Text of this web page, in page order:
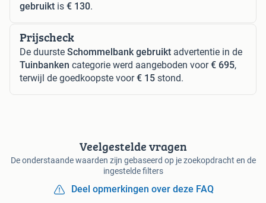
gebruikt is € 130.
Prijscheck
De duurste Schommelbank gebruikt advertentie in de
Tuinbanken categorie werd aangeboden voor€ 695,
terwijl de goedkoopste voor€ 15 stond.
Veelgestelde vragen
De onderstaande waarden zijn gebaseerd op je zoekopdracht en de
ingestelde filters
Deel opmerkingen over deze FAQ